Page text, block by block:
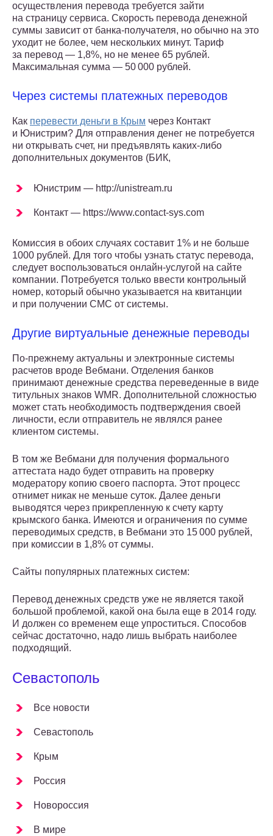
осуществления перевода требуется зайти
на страницу сервиса. Скорость перевода денежной
суммы зависит от банка-получателя, но обычно на это
уходит не более, чем нескольких минут. Тариф
за перевод — 1,8%, но не менее 65 рублей.
Максимальная сумма — 50 000 рублей.
Через системы платежных переводов
Как перевести деньги в Крым через Контакт
и Юнистрим? Для отправления денег не потребуется
ни открывать счет, ни предъявлять каких-либо
дополнительных документов (БИК,
Юнистрим — http://unistream.ru
Контакт — https://www.contact-sys.com
Комиссия в обоих случаях составит 1% и не больше
1000 рублей. Для того чтобы узнать статус перевода,
следует воспользоваться онлайн-услугой на сайте
компании. Потребуется только ввести контрольный
номер, который обычно указывается на квитанции
и при получении СМС от системы.
Другие виртуальные денежные переводы
По-прежнему актуальны и электронные системы
расчетов вроде Вебмани. Отделения банков
принимают денежные средства переведенные в виде
титульных знаков WMR. Дополнительной сложностью
может стать необходимость подтверждения своей
личности, если отправитель не являлся ранее
клиентом системы.
В том же Вебмани для получения формального
аттестата надо будет отправить на проверку
модератору копию своего паспорта. Этот процесс
отнимет никак не меньше суток. Далее деньги
выводятся через прикрепленную к счету карту
крымского банка. Имеются и ограничения по сумме
переводимых средств, в Вебмани это 15 000 рублей,
при комиссии в 1,8% от суммы.
Сайты популярных платежных систем:
Перевод денежных средств уже не является такой
большой проблемой, какой она была еще в 2014 году.
И должен со временем еще упроститься. Способов
сейчас достаточно, надо лишь выбрать наиболее
подходящий.
Севастополь
Все новости
Севастополь
Крым
Россия
Новороссия
В мире